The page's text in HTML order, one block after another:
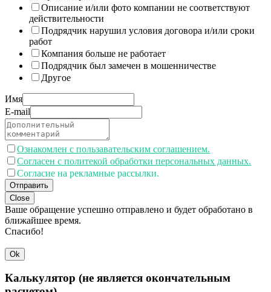
Описание и/или фото компании не соответствуют
действительности
Подрядчик нарушил условия договора и/или сроки
работ
Компания больше не работает
Подрядчик был замечен в мошенничестве
Другое
Имя
E-mail
Ознакомлен с пользавательским соглашением.
Согласен с политекой обработки персональных данных.
Согласие на рекламные рассылки.
Отправить
Close
Ваше обращение успешно отправлено и будет обработано в
ближайшее время.
Спасибо!
Ok
Калькулятор (не является окончательным